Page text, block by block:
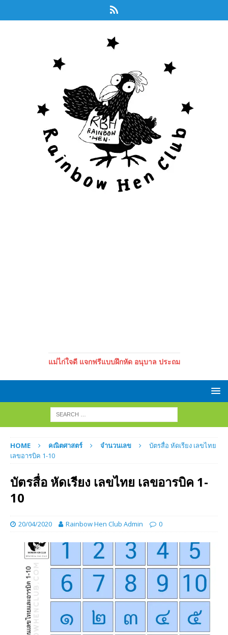
แม่ไก่ใจดี แจกฟรีแบบฝึกหัด อนุบาล ประถม
HOME คณิตศาสตร์ จำนวนเลข
บัตรสื่อ หัดเรียง เลขไทย
เลขอารบิค 1-10
บัตรสื่อ หัดเรียง เลขไทย เลขอารบิค 1-
10
20/04/2020 Rainbow Hen Club Admin 0